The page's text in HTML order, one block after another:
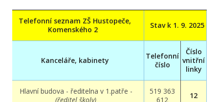
Telefonní seznam ZŠ Hustopeče,
Komenského 2
Stav k 1. 9. 2025
Kanceláře, kabinety
Telefonní
číslo
Číslo
vnitřní
linky
Hlavní budova - ředitelna v 1.patře -
(ředitel školy)
519 363
612
12